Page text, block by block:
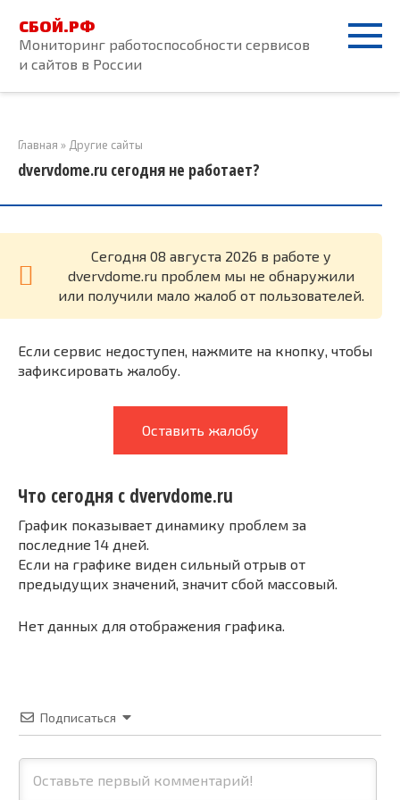
контенту
СБОЙ.РФ
Мониторинг работоспособности сервисов
и сайтов в России
Главная » Другие сайты
dvervdome.ru сегодня не работает?
Cегодня 08 августа 2026 в работе у
dvervdome.ru проблем мы не обнаружили
или получили мало жалоб от пользователей.
Если сервис недоступен, нажмите на кнопку, чтобы
зафиксировать жалобу.
Оставить жалобу
Что сегодня с dvervdome.ru
График показывает динамику проблем за
последние 14 дней.
Если на графике виден сильный отрыв от
предыдущих значений, значит сбой массовый.
Нет данных для отображения графика.
Подписаться